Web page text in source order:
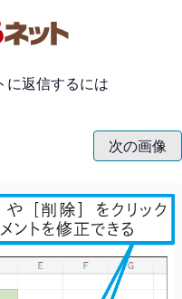
に返信するには
次の画像